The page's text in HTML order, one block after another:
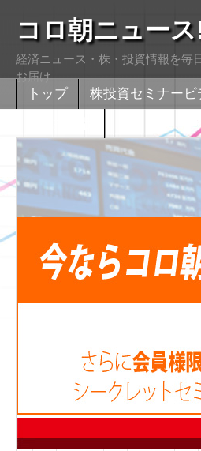
コロ朝ニュー
経済ニュース・株・投資情報を毎
お届け
トップ 株投資セミナービ